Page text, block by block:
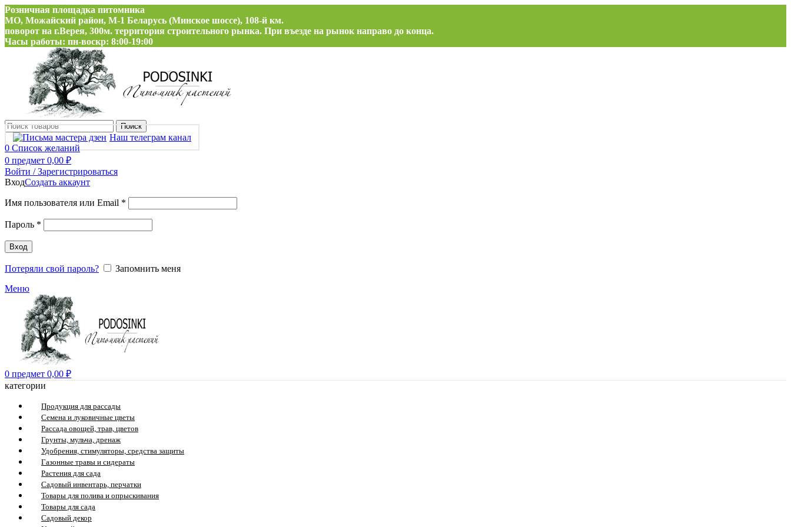
Розничная площадка питомника
МО, Можайский район, М-1 Беларусь (Минское шоссе), 108-й км.
поворот на г.Верея, 300м. территория строительного рынка. При въезде на рынок направо до конца.
Часы работы: пн-воскр: 8:00-19:00
Поиск
Наш телеграм канал
0 Список желаний
0 предмет 0,00 ₽
Войти / Зарегистрироваться
ВходСоздать аккаунт
Имя пользователя или Email *
Пароль *
Вход
Потеряли свой пароль?
Запомнить меня
Меню
0 предмет 0,00 ₽
категории
Продукция для рассады
Семена и луковичные цветы
Рассада овощей, трав, цветов
Грунты, мульча, дренаж
Удобрения, стимуляторы, средства защиты
Газонные травы и сидераты
Растения для сада
Садовый инвентарь, перчатки
Товары для полива и опрыскивания
Товары для сада
Садовый декор